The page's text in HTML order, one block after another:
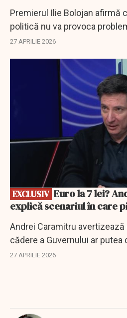
Premierul Ilie Bolojan afirmă
politică nu va provoca
întârzia proiecte esențiale și
27 APRILIE 2026
EXCLUSIV
explică scenariul în care
Andrei Caramitru
cădere a Guvernului ar
de tip Grecia 2009, cu
27 APRILIE 2026